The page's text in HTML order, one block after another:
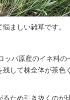
ましい雑草です。
ッパ原産のイネ科
して株全体が茶
ため引き抜くの